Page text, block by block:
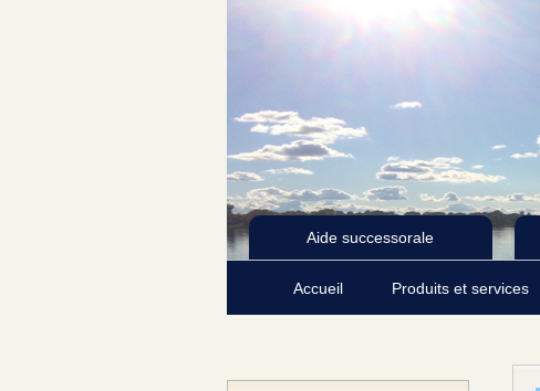
Aide successorale
Accueil Produits et services